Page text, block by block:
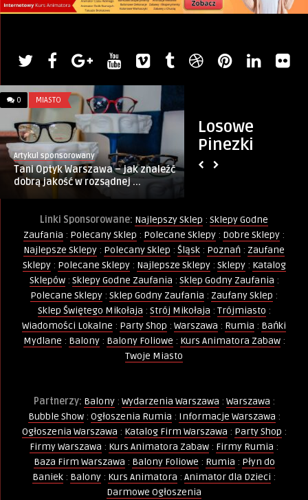
Losowe
Pinezki
0 MIASTO
Artykul sponsorowany
Tani Optyk Warszawa – jak znaleźć
dobrą jakość w rozsądnej ...
Linki Sponsorowane: Najlepszy Sklep : Sklepy Godne
Zaufania : Polecany Sklep : Polecane Sklepy : Dobre Sklepy :
Najlepsze Sklepy : Polecany Sklep : Śląsk : Poznań : Zaufane
Sklepy: Polecane Sklepy: Najlepsze Sklepy: Sklepy: Katalog
Sklepów: Sklepy Godne Zaufania : Sklep Godny Zaufania :
Polecane Sklepy : Sklep Godny Zaufania : Zaufany Sklep :
Sklep Świętego Mikołaja : Strój Mikołaja : Trójmiasto :
Wiadomości Lokalne : Party Shop : Warszawa : Rumia : Bańki
Mydlane : Balony: Balony Foliowe : Kurs Animatora Zabaw:
Twoje Miasto
Partnerzy: Balony: Wydarzenia Warszawa : Warszawa :
Bubble Show: Ogłoszenia Rumia : Informacje Warszawa :
Ogłoszenia Warszawa : Katalog Firm Warszawa : Party Shop :
Firmy Warszawa : Kurs Animatora Zabaw : Firmy Rumia :
Baza Firm Warszawa : Balony Foliowe : Rumia : Płyn do
Baniek : Balony : Kurs Animatora : Animator dla Dzieci :
Darmowe Ogłoszenia